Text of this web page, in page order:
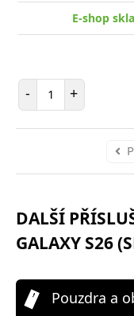
E-shop
- Počet položek
+
DALŠÍ
GALAXY S26
Pouzdra a